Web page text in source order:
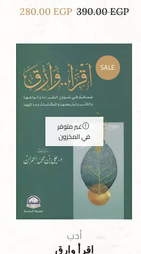
390.00EGP
280.00 EGP
SALE
غير متوفر
في المخزون
أدب
اقرأ وارق